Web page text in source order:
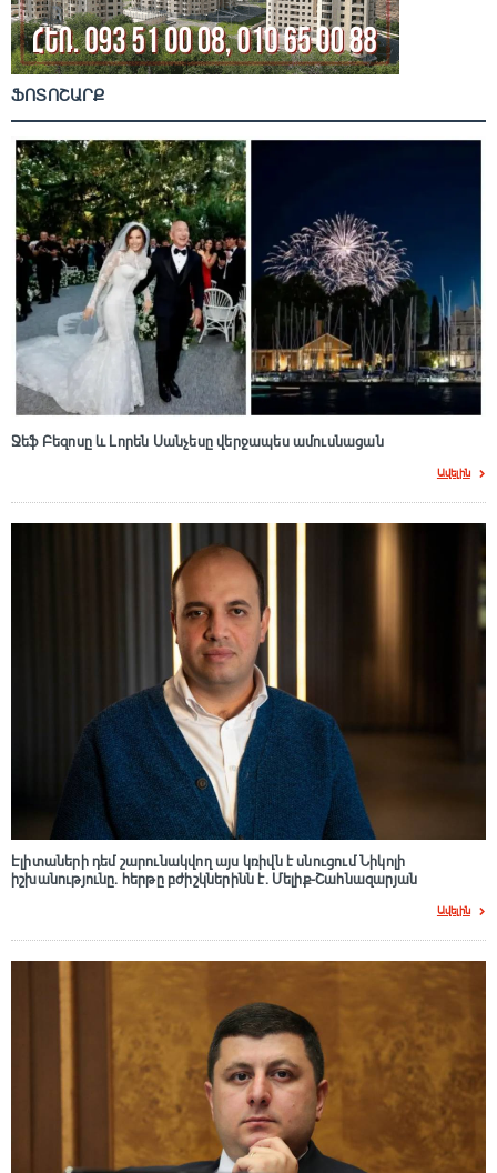
ՖՈՏՈՇԱՐՔ
Ջեֆ Բեզոսը և Լորեն Սանչեսը վերջապես ամուսնացան
Ավելին
Էլիտաների դեմ շարունակվող այս կռիվն է սնուցում Նիկոլի
իշխանությունը. հերթը բժիշկներինն է. Մելիք-Շահնազարյան
Ավելին